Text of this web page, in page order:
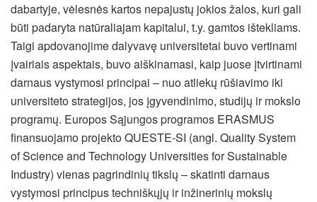
dabartyje, vėlesnės kartos nepajustų jokios žalos, kuri gali
būti padaryta natūraliajam kapitalui, t.y. gamtos ištekliams.
Taigi apdovanojime dalyvavę universitetai buvo vertinami
įvairiais aspektais, buvo aiškinamasi, kaip juose įtvirtinami
darnaus vystymosi principai – nuo atliekų rūšiavimo iki
universiteto strategijos, jos įgyvendinimo, studijų ir mokslo
programų. Europos Sąjungos programos ERASMUS
finansuojamo projekto QUESTE-SI (angl. Quality System
of Science and Technology Universities for Sustainable
Industry) vienas pagrindinių tikslų – skatinti darnaus
vystymosi principus techniškųjų ir inžinerinių mokslų